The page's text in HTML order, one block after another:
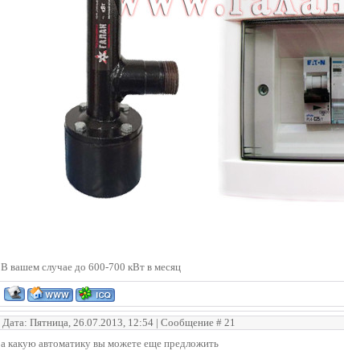
В вашем случае до 600-700 кВт в месяц
Дата: Пятница, 26.07.2013, 12:54 | Сообщение # 21
а какую автоматику вы можете еще предложить